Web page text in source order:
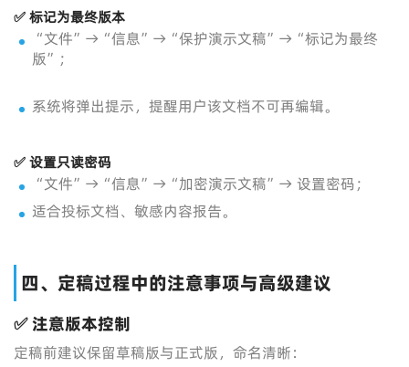
✅ 标记为最终版本
“文件”→“信息”→“保护演示文稿”→“标记为最终
版”；
系统将弹出提示，提醒用户该文档不可再编辑。
✅ 设置只读密码
“文件”→“信息”→“加密演示文稿”→ 设置密码；
适合投标文档、敏感内容报告。
四、定稿过程中的注意事项与高级建议
✅ 注意版本控制
定稿前建议保留草稿版与正式版，命名清晰：